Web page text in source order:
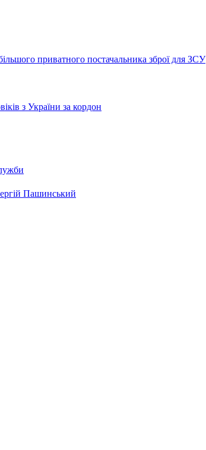
приватного постачальника зброї для ЗСУ
з України за кордон
Пашинський